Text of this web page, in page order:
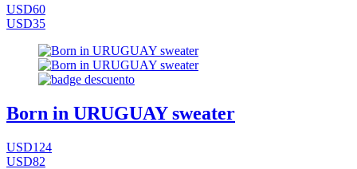
USD60
USD35
Born in URUGUAY sweater
USD124
USD82